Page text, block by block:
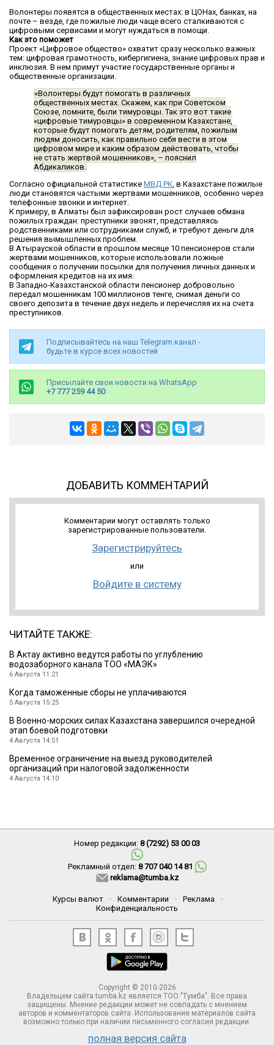
Волонтеры появятся в общественных местах: в ЦОНах, банках, на
почте – везде, где пожилые люди чаще всего сталкиваются с
цифровыми сервисами и могут нуждаться в помощи.
Как это поможет
Проект «Цифровое общество» охватит сразу несколько важных
тем: цифровая грамотность, кибергигиена, знание цифровых прав и
инклюзия. В нем примут участие государственные органы и
общественные организации.
«Волонтеры будут помогать в различных
общественных местах. Скажем, как при Советском
Союзе, помните, были тимуровцы. Так это вот такие
«цифровые тимуровцы» в современном Казахстане,
которые будут помогать детям, родителям, пожилым
людям доносить, как правильно себя вести в этом
цифровом мире и каким образом действовать, чтобы
не стать жертвой мошенников», – пояснил
Абдикаликов.
Согласно официальной статистике МВД РК , в Казахстане пожилые
люди становятся частыми жертвами мошенников, особенно через
телефонные звонки и интернет.
К примеру, в Алматы был зафиксирован рост случаев обмана
пожилых граждан: преступники звонят, представляясь
родственниками или сотрудниками служб, и требуют деньги для
решения вымышленных проблем.
В Атырауской области в прошлом месяце 10 пенсионеров стали
жертвами мошенников, которые использовали ложные
сообщения о получении посылки для получения личных данных и
оформления кредитов на их имя.
В Западно-Казахстанской области пенсионер добровольно
передал мошенникам 100 миллионов тенге, снимая деньги со
своего депозита в течение двух недель и перечисляя их на счета
преступников.
Подписывайтесь на наш Telegram канал -
будьте в курсе всех новостей
Присылайте свои новости на WhatsApp
+7 777 259 44 50
ДОБАВИТЬ КОММЕНТАРИЙ
Комментарии могут оставлять только
зарегистрированные пользователи.
Зарегистрируйтесь
или
Войдите в систему
ЧИТАЙТЕ ТАКЖЕ:
В Актау активно ведутся работы по углублению
водозаборного канала ТОО «МАЭК»
6 Августа 11:21
Когда таможенные сборы не уплачиваются
5 Августа 15:25
В Военно-морских силах Казахстана завершился очередной
этап боевой подготовки
4 Августа 14:51
Временное ограничение на выезд руководителей
организаций при налоговой задолженности
4 Августа 14:10
Номер редакции: 8 (7292) 53 00 03
Рекламный отдел: 8 707 040 14 81
reklama@tumba.kz
Курсы валют · Комментарии · Реклама
·
Конфиденциальность
Copyright © 2010-2026
Владельцем сайта tumba.kz является ТОО "Тумба". Все права
защищены. Мнение редакции может не совпадать с мнением
авторов и комментаторов сайта. Использование материалов сайта
возможно только при наличии письменного согласия редакции.
полная версия сайта